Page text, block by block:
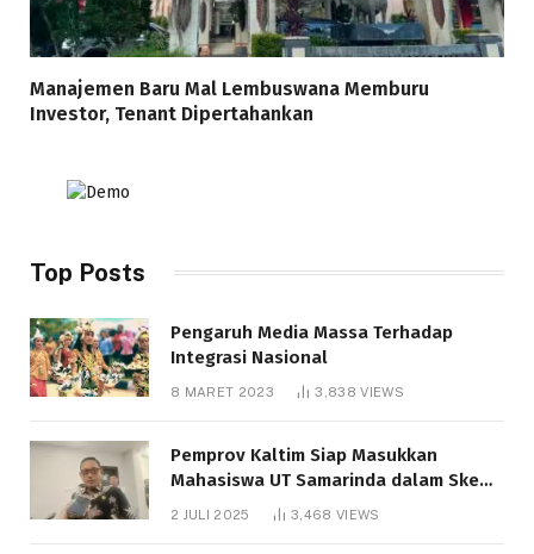
Manajemen Baru Mal Lembuswana Memburu
Investor, Tenant Dipertahankan
Top Posts
Pengaruh Media Massa Terhadap
Integrasi Nasional
8 MARET 2023 3,838VIEWS
Pemprov Kaltim Siap Masukkan
Mahasiswa UT Samarinda dalam Skema
Bantuan Pendidikan Gratispol
2 JULI 2025 3,468 VIEWS